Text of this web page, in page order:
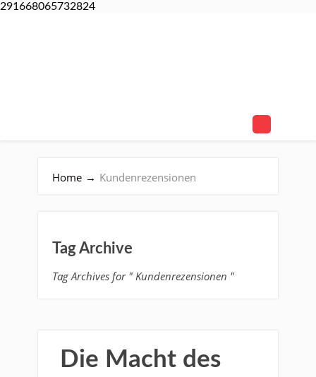
291668065732824
Home → Kundenrezensionen
Tag Archive
Tag Archives for " Kundenrezensionen "
Die Macht des